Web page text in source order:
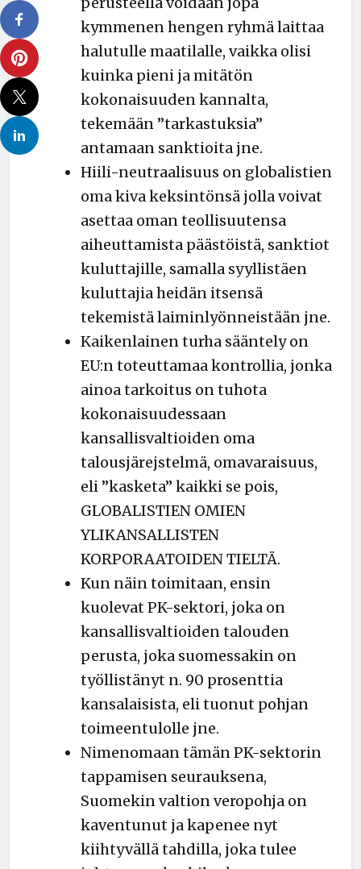
kymmenen hengen ryhmä laittaa
halutulle maatilalle, vaikka olisi
kuinka pieni ja mitätön
kokonaisuuden kannalta,
tekemään ”tarkastuksia”
antamaan sanktioita jne.
Hiili-neutraalisuus on globalistien
oma kiva keksintönsä jolla voivat
asettaa oman teollisuutensa
aiheuttamista päästöistä, sanktiot
kuluttajille, samalla syyllistäen
kuluttajia heidän itsensä
tekemistä laiminlyönneistään jne.
Kaikenlainen turha sääntely on
EU:n toteuttamaa kontrollia, jonka
ainoa tarkoitus on tuhota
kokonaisuudessaan
kansallisvaltioiden oma
talousjärejstelmä, omavaraisuus,
eli ”kasketa” kaikki se pois,
GLOBALISTIEN OMIEN
YLIKANSALLISTEN
KORPORAATOIDEN TIELTÄ.
Kun näin toimitaan, ensin
kuolevat PK-sektori, joka on
kansallisvaltioiden talouden
perusta, joka suomessakin on
työllistänyt n. 90 prosenttia
kansalaisista, eli tuonut pohjan
toimeentulolle jne.
Nimenomaan tämän PK-sektorin
tappamisen seurauksena,
Suomekin valtion veropohja on
kaventunut ja kapenee nyt
kiihtyvällä tahdilla, joka tulee